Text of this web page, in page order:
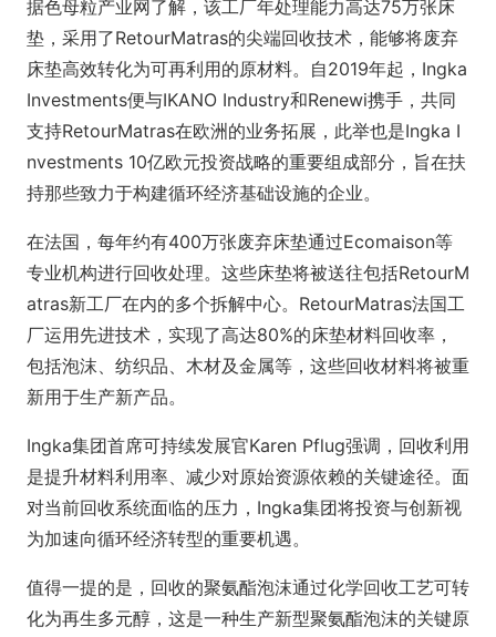
据色母粒产业网了解，该工厂年处理能力高达75万张床
垫，采用了RetourMatras的尖端回收技术，能够将废弃
床垫高效转化为可再利用的原材料。自2019年起，Ingka
Investments便与IKANO Industry和Renewi携手，共同
支持RetourMatras在欧洲的业务拓展，此举也是Ingka I
nvestments 10亿欧元投资战略的重要组成部分，旨在扶
持那些致力于构建循环经济基础设施的企业。
在法国，每年约有400万张废弃床垫通过Ecomaison等
专业机构进行回收处理。这些床垫将被送往包括RetourM
atras新工厂在内的多个拆解中心。RetourMatras法国工
厂运用先进技术，实现了高达80%的床垫材料回收率，
包括泡沫、纺织品、木材及金属等，这些回收材料将被重
新用于生产新产品。
Ingka集团首席可持续发展官Karen Pflug强调，回收利用
是提升材料利用率、减少对原始资源依赖的关键途径。面
对当前回收系统面临的压力，Ingka集团将投资与创新视
为加速向循环经济转型的重要机遇。
值得一提的是，回收的聚氨酯泡沫通过化学回收工艺可转
化为再生多元醇，这是一种生产新型聚氨酯泡沫的关键原